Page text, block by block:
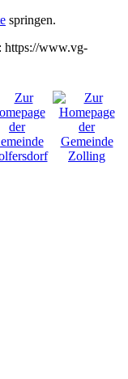
springen.
https://www.vg-